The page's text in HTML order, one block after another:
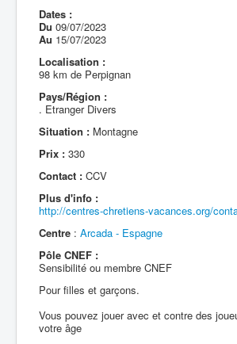
Dates :
Du 09/07/2023
Au 15/07/2023
Localisation :
98 km de Perpignan
Pays/Région :
. Etranger Divers
Situation : Montagne
Prix : 330
Contact : CCV
Plus d'info :
http://centres-chretiens-vacances.org/
Centre : Arcada - Espagne
Pôle CNEF :
Sensibilité ou membre CNEF
Pour filles et garçons.
Vous pouvez jouer avec et contre des
votre âge